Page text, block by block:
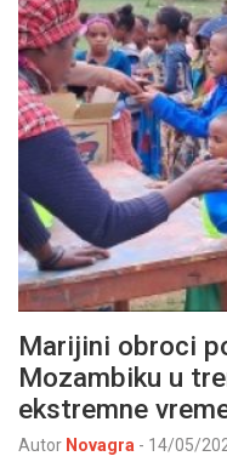
Marijini obroci
Mozambiku u
ekstremne
Autor Novagra - 14/05/